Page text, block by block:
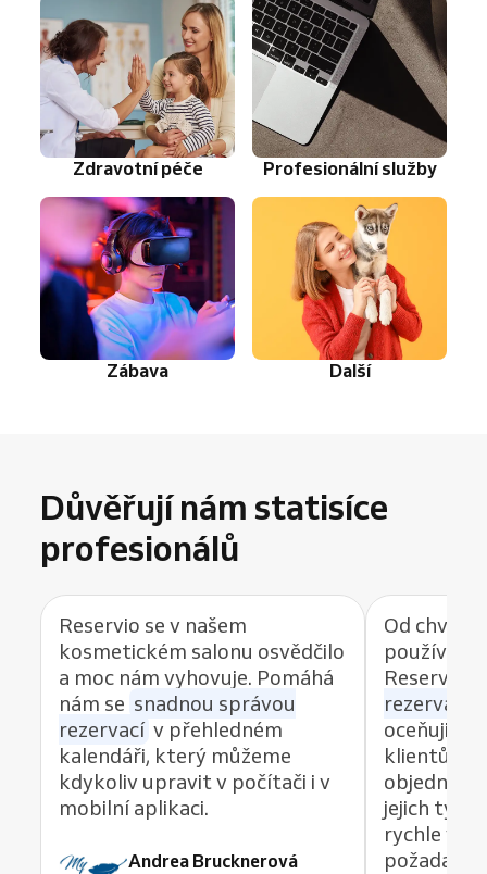
Zdravotní péče Profesionální služby
Zábava Další
Důvěřují nám statisíce
profesionálů
Reservio se v našem
kosmetickém salonu osvědčilo
a moc nám vyhovuje. Pomáhá
nám se snadnou správou
rezervací v přehledném
kalendáři, který můžeme
kdykoliv upravit v počítači i v
mobilní aplikaci.
Andrea Brucknerová
Od chvíle,
používat
Reservio,
rezervací
oceňuji
klientům
jejich tým
rychle